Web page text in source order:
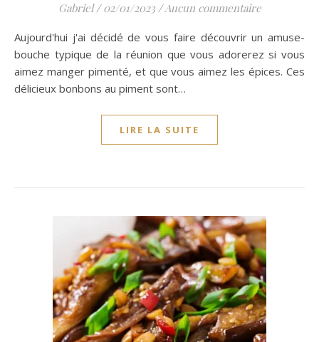
Gabriel / 02/01/2023 /Aucun commentaire
Aujourd'hui j'ai décidé de vous faire découvrir un amuse-
bouche typique de la réunion que vous adorerez si vous
aimez manger pimenté, et que vous aimez les épices. Ces
délicieux bonbons au piment sont…
LIRE LA SUITE